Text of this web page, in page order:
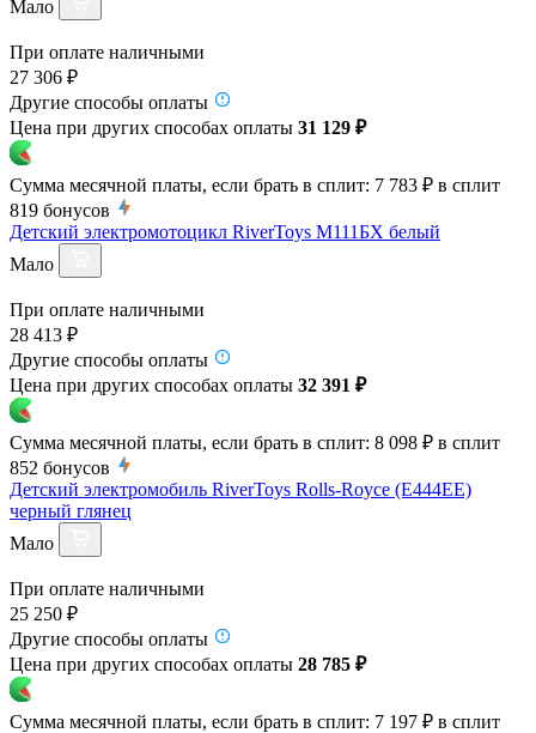
Мало
При оплате наличными
27 306 ₽
Другие способы оплаты
Цена при других способах оплаты 31 129 ₽
Сумма месячной платы, если брать в сплит: 7 783 ₽ в сплит
819 бонусов
Детский электромотоцикл RiverToys М111БХ белый
Мало
При оплате наличными
28 413 ₽
Другие способы оплаты
Цена при других способах оплаты 32 391 ₽
Сумма месячной платы, если брать в сплит: 8 098 ₽ в сплит
852 бонусов
Детский электромобиль RiverToys Rolls-Royce (E444EE)
черный глянец
Мало
При оплате наличными
25 250 ₽
Другие способы оплаты
Цена при других способах оплаты 28 785 ₽
Сумма месячной платы, если брать в сплит: 7 197 ₽ в сплит